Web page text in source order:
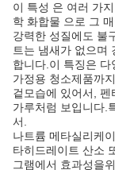
이 특성 은 여러 가
학 화합물 으로 그
강력한 성질에도 불
트는 냄새가 없으며
합니다.이 특징은
가정용 청소제품까지.
겉모습에 있어서,
가루처럼 보입니다.
서.
나트륨 메타실리케
타히드레이트 산소
그램에서 효과성을